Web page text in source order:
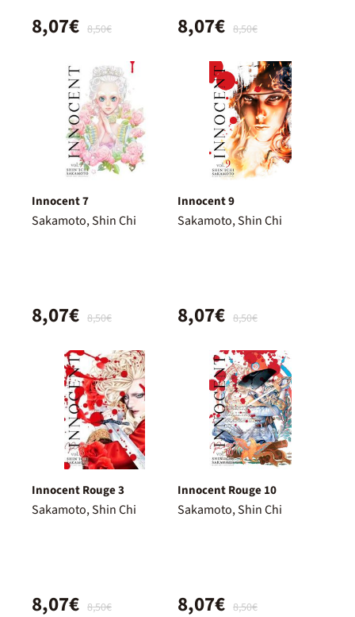
8,50€
8,07€ 8,50€
8,07€
Innocent 7
Sakamoto, Shin Chi
8,50€
8,07€
Innocent 9
Sakamoto, Shin Chi
8,50€
8,07€
Innocent Rouge 3
Sakamoto, Shin Chi
8,50€
8,07€
Innocent Rouge 10
Sakamoto, Shin Chi
8,50€
8,07€